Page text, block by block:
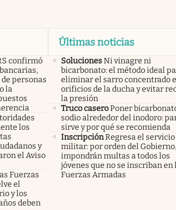
confirmó
personas
la
los
y
el Aviso
Fuerzas
el
y los
deben
Últimas noticias
SolucionesNi vinagre ni
bicarbonato: el método ideal
eliminar el sarro concentrado
orificios de la ducha y evitar
la presión
Truco caseroPoner
sodio alrededor del inodoro:
sirve y por qué se recomienda
InscripciónRegresa el servicio
militar: por orden del Gobierno,
impondrán multas a todos los
jóvenes que no se inscriban en
Fuerzas Armadas